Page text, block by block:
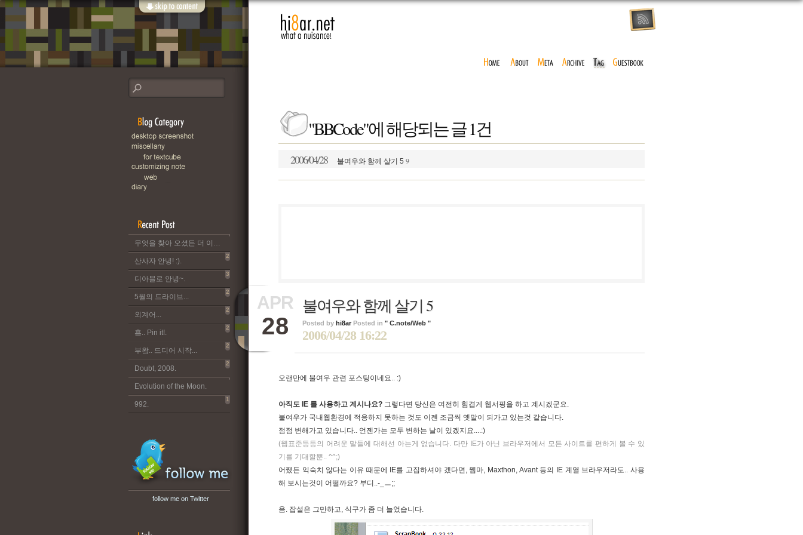
"BBCode"에 해당되는 글 1건
2006/04/28 불여우와 함께 살기 5 9
APR
28
불여우와 함께 살기 5
Posted by hi8ar Posted in " C.note/Web "
2006/04/28 16:22
오랜만에 불여우 관련 포스팅이네요.. :)
아직도 IE 를 사용하고 계시나요? 그렇다면 당신은 여전히 힘겹게 웹서핑을 하고 계시겠군요.
불여우가 국내웹환경에 적응하지 못하는 것도 이젠 조금씩 옛말이 되가고 있는것 같습니다.
점점 변해가고 있습니다.. 언젠가는 모두 변하는 날이 있겠지요....:)
(웹표준등등의 어려운 말들에 대해선 아는게 없습니다. 다만 IE가 아닌 브라우저에서 모든 사이트를 편하게 볼 수 있
기를 기대할뿐.. ^^;)
어쨌든 익숙치 않다는 이유 때문에 IE를 고집하셔야 겠다면, 웹마, Maxthon, Avant 등의 IE 계열 브라우저라도.. 사용
해 보시는것이 어떨까요? 부디..-_ㅡ;;
음. 잡설은 그만하고, 식구가 좀 더 늘었습니다.
무엇을 찾아 오셨든 더 이상 이 블로그는 운영되지 않습니다..
산사자 안녕! :).
2
디아블로 안녕~.
3
5월의 드라이브...
2
외계어...
2
흠.. Pin it!.
2
부왘.. 드디어 시작...
2
Doubt, 2008.
2
Evolution of the Moon.
992.
1
follow me on Twitter